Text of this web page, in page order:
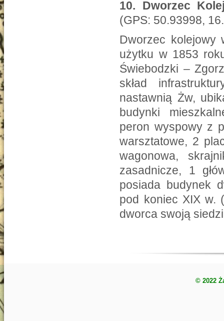
10.
Dworzec
(GPS: 50.93998,
Dworzec kolejowy
użytku w 1853
Świebodzki –
skład
nastawnią Żw,
budynki
peron wyspowy z
warsztatowe, 2
wagonowa,
zasadnicze, 1
posiada budynek
pod koniec XIX w.
dworca swoją
© 2022